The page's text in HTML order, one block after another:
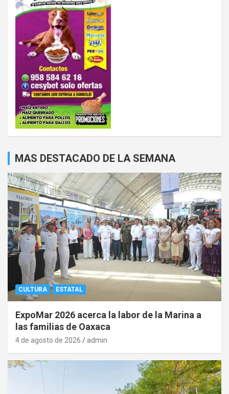
MAS DESTACADO DE LA SEMANA
CULTURA ESTATAL
ExpoMar 2026 acerca la labor de la Marina a
las familias de Oaxaca
4 de agosto de 2026 admin